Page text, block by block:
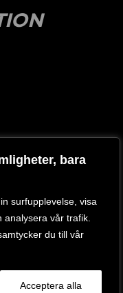
bara
surfupplevelse, visa
vår trafik.
du till vår
Acceptera alla